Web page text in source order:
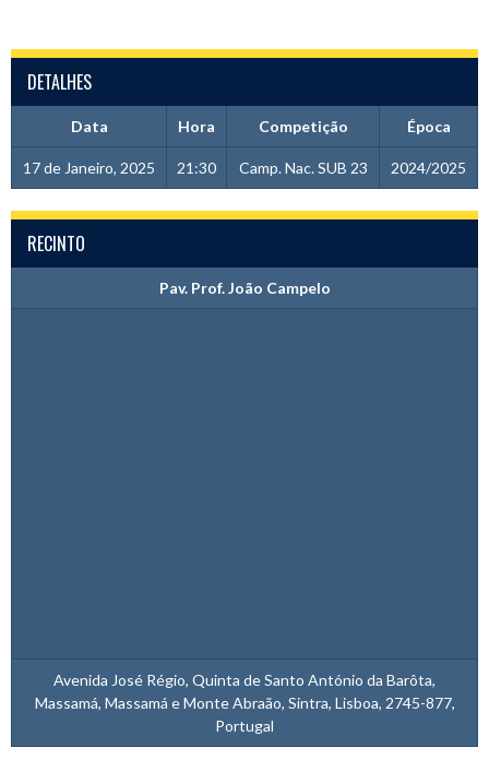
DETALHES
Data Hora Competição Época
17 de Janeiro, 2025 21:30 Camp. Nac. SUB 23 2024/2025
RECINTO
Pav. Prof. João Campelo
Avenida José Régio, Quinta de Santo António da Barôta,
Massamá, Massamá e Monte Abraão, Sintra, Lisboa, 2745-877,
Portugal